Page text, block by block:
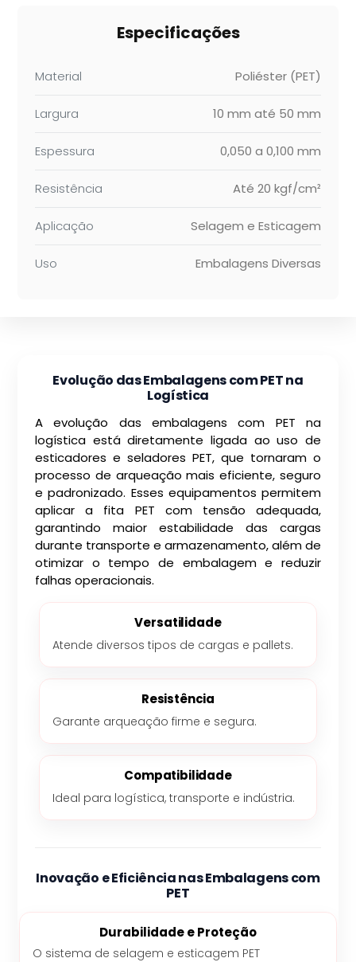
Especificações
Material Poliéster (PET)
Largura 10 mm até 50 mm
Espessura 0,050 a 0,100 mm
Resistência Até 20 kgf/cm²
Aplicação Selagem e Esticagem
Uso Embalagens Diversas
Evolução das Embalagens com PET na
Logística
A evolução das embalagens com PET na
logística está diretamente ligada ao uso de
esticadores e seladores PET, que tornaram o
processo de arqueação mais eficiente, seguro
e padronizado. Esses equipamentos permitem
aplicar a fita PET com tensão adequada,
garantindo maior estabilidade das cargas
durante transporte e armazenamento, além de
otimizar o tempo de embalagem e reduzir
falhas operacionais.
Versatilidade
Atende diversos tipos de cargas e pallets.
Resistência
Garante arqueação firme e segura.
Compatibilidade
Ideal para logística, transporte e indústria.
Inovação e Eficiência nas Embalagens com
PET
Durabilidade e Proteção
O sistema de selagem e esticagem PET